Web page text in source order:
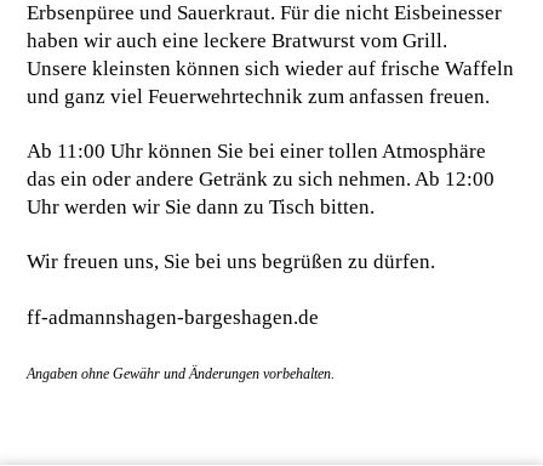
Erbsenpüree und Sauerkraut. Für die nicht Eisbeinesser
haben wir auch eine leckere Bratwurst vom Grill.
Unsere kleinsten können sich wieder auf frische Waffeln
und ganz viel Feuerwehrtechnik zum anfassen freuen.
Ab 11:00 Uhr können Sie bei einer tollen Atmosphäre
das ein oder andere Getränk zu sich nehmen. Ab 12:00
Uhr werden wir Sie dann zu Tisch bitten.
Wir freuen uns, Sie bei uns begrüßen zu dürfen.
ff-admannshagen-bargeshagen.de